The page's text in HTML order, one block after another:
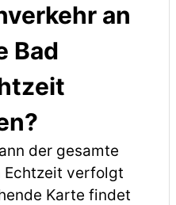
an
Bad
der gesamte
Echtzeit verfolgt
Karte findet